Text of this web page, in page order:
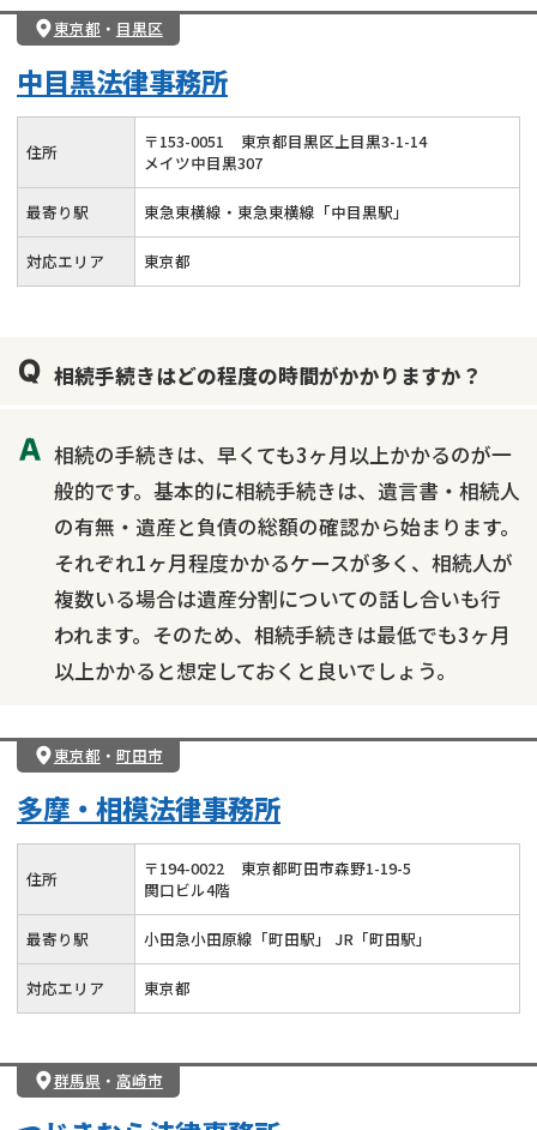
東京都 ・ 目黒区
中目黒法律事務所
住所 〒153-0051
東京都目黒区上目黒3-1-14
メイツ中目黒307
最寄り駅 東急東横線・東急東横線「中目黒駅」
対応エリア 東京都
相続手続きはどの程度の時間がかかりますか？
相続の手続きは、早くても3ヶ月以上かかるのが一
般的です。基本的に相続手続きは、遺言書・相続人
の有無・遺産と負債の総額の確認から始まります。
それぞれ1ヶ月程度かかるケースが多く、相続人が
複数いる場合は遺産分割についての話し合いも行
われます。そのため、相続手続きは最低でも3ヶ月
以上かかると想定しておくと良いでしょう。
東京都 ・ 町田市
多摩・相模法律事務所
住所 〒194-0022
東京都町田市森野1-19-5
関口ビル4階
最寄り駅 小田急小田原線「町田駅」 JR「町田駅」
対応エリア 東京都
群馬県 ・ 高崎市